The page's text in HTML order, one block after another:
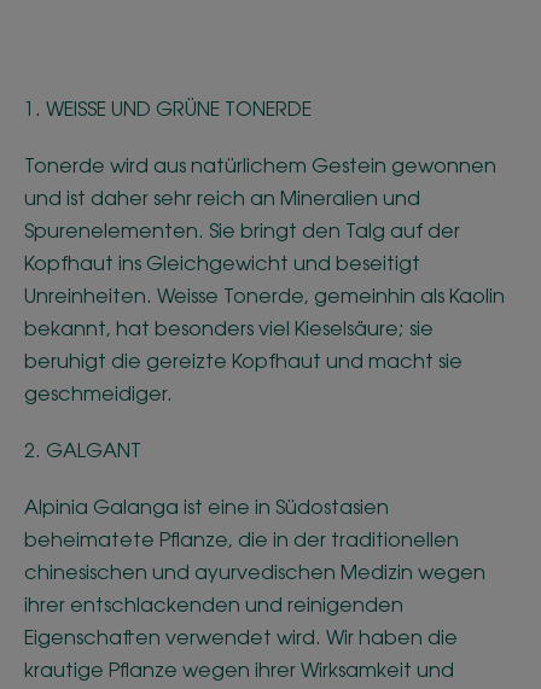
1. WEISSE UND GRÜNE TONERDE
Tonerde wird aus natürlichem Gestein gewonnen
und ist daher sehr reich an Mineralien und
Spurenelementen. Sie bringt den Talg auf der
Kopfhaut ins Gleichgewicht und beseitigt
Unreinheiten. Weisse Tonerde, gemeinhin als Kaolin
bekannt, hat besonders viel Kieselsäure; sie
beruhigt die gereizte Kopfhaut und macht sie
geschmeidiger.
2. GALGANT
Alpinia Galanga ist eine in Südostasien
beheimatete Pflanze, die in der traditionellen
chinesischen und ayurvedischen Medizin wegen
ihrer entschlackenden und reinigenden
Eigenschaften verwendet wird. Wir haben die
krautige Pflanze wegen ihrer Wirksamkeit und